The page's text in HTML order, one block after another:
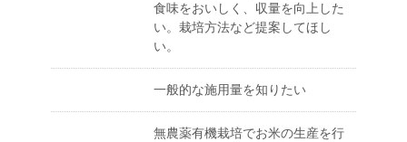
食味をおいしく、収量を向上した
い。栽培方法など提案してほし
い。
一般的な施用量を知りたい
無農薬有機栽培でお米の生産を行